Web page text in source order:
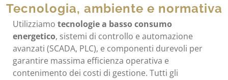
Tecnologia, ambiente e normativa
Utilizziamo tecnologie a basso consumo
energetico, sistemi di controllo e automazione
avanzati (SCADA, PLC), e componenti durevoli per
garantire massima efficienza operativa e
contenimento dei costi di gestione. Tutti gli